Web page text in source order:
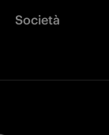
Società